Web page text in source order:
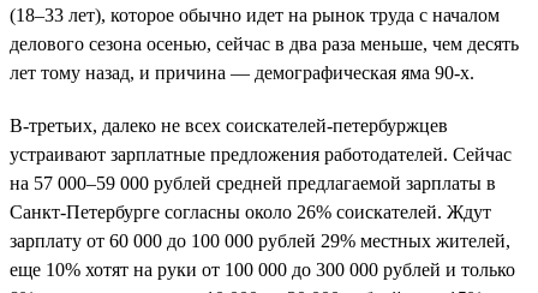
(18–33 лет), которое обычно идет на рынок труда с началом
делового сезона осенью, сейчас в два раза меньше, чем десять
лет тому назад, и причина — демографическая яма 90-х.
В-третьих, далеко не всех соискателей-петербуржцев
устраивают зарплатные предложения работодателей. Сейчас
на 57 000–59 000 рублей средней предлагаемой зарплаты в
Санкт-Петербурге согласны около 26% соискателей. Ждут
зарплату от 60 000 до 100 000 рублей 29% местных жителей,
еще 10% хотят на руки от 100 000 до 300 000 рублей и только